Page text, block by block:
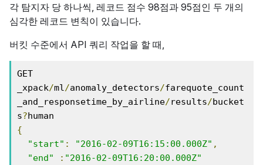
각 탐지자 당 하나씩, 레코드 점수 98점과 95점인 두 개의
심각한 레코드 변칙이 있습니다.
버킷 수준에서 API 쿼리 작업을 할 때,
GET
_xpack/ml/anomaly_detectors/farequote_count
_and_responsetime_by_airline/results/bucket
s?
{
"start" : "2016-02-09T16:15:00.000Z" ,
"end"
: "2016-02-09T16:20:00.000Z"